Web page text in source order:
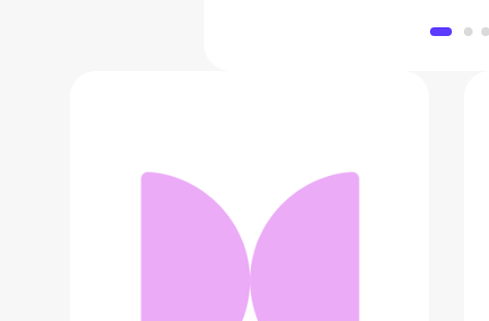
Набор блесков для губ
801 ₽